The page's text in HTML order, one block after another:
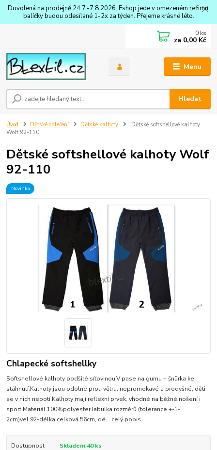
Dovolená na prodejně 24.7.-7.8.2026. Eshop jede v omezeném režimu,
balíčky budou odesílané 1-2x za týden. Přejeme krásné léto.
Menu
Hledat
0 ks
za 0,00 Kč
Úvod Dětské oblečení Dětské kalhoty
Dětské softshellové kalhoty
Wolf 92-110
Dětské softshellové kalhoty Wolf
92-110
Novinka
Chlapecké softshellky
Softshellové kalhoty podšité síťovinou.V pase na gumu + šnůrka ke
stáhnutí.Kalhoty jsou odolné proti větru, nepromokavé a prodyšné, děti
se v nich nepotí.Kalhoty mají reflexní prvek, vhodné na běžné nošení i
sport.Materiál 100%polyesterTabulka rozměrů (tolerance +-1-
2cm)vel.92-délka celková 56cm, dé... celý popis
Dostupnost
Skladem 40 ks